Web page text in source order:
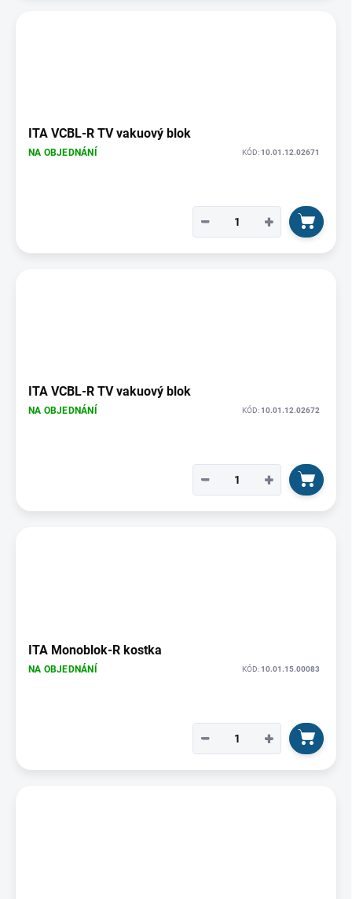
ITA VCBL-R TV vakuový blok
NA OBJEDNÁNÍ KÓD:10.01.12.02671
+
−
ITA VCBL-R TV vakuový blok
NA OBJEDNÁNÍ KÓD:10.01.12.02672
+
−
ITA Monoblok-R kostka
NA OBJEDNÁNÍ KÓD:10.01.15.00083
+
−